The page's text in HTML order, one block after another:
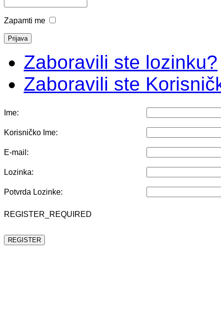
Zapamti me
Zaboravili ste lozinku?
Zaboravili ste
Ime:
Korisničko Ime:
E-mail:
Lozinka:
Potvrda Lozinke:
REGISTER_REQUIRED
REGISTER